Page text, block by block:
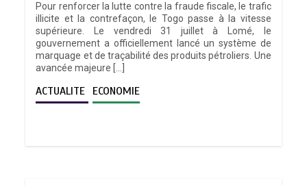
Pour renforcer la lutte contre la fraude fiscale, le trafic
illicite et la contrefaçon, le Togo passe à la vitesse
supérieure. Le vendredi 31 juillet à Lomé, le
gouvernement a officiellement lancé un système de
marquage et de traçabilité des produits pétroliers. Une
avancée majeure […]
ACTUALITE ECONOMIE